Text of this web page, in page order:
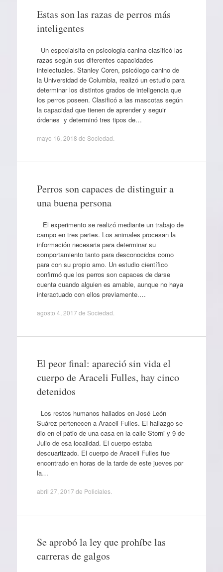
Estas son las razas de perros más
inteligentes
Un especialsita en psicología canina clasificó las
razas según sus diferentes capacidades
intelectuales. Stanley Coren, psicólogo canino de
la Universidad de Columbia, realizó un estudio para
determinar los distintos grados de inteligencia que
los perros poseen. Clasificó a las mascotas según
la capacidad que tienen de aprender y seguir
órdenes y determinó tres tipos de…
mayo 16, 2018 de Sociedad
Perros son capaces de distinguir a
una buena persona
El experimento se realizó mediante un trabajo de
campo en tres partes. Los animales procesan la
información necesaria para determinar su
comportamiento tanto para desconocidos como
para con su propio amo. Un estudio científico
confirmó que los perros son capaces de darse
cuenta cuando alguien es amable, aunque no haya
interactuado con ellos previamente.…
agosto 4, 2017 de Sociedad
El peor final: apareció sin vida el
cuerpo de Araceli Fulles, hay cinco
detenidos
Los restos humanos hallados en José León
Suárez pertenecen a Araceli Fulles. El hallazgo se
dio en el patio de una casa en la calle Storni y 9 de
Julio de esa localidad. El cuerpo estaba
descuartizado. El cuerpo de Araceli Fulles fue
encontrado en horas de la tarde de este jueves por
la…
abril 27, 2017 de Policiales.
Se aprobó la ley que prohíbe las
carreras de galgos